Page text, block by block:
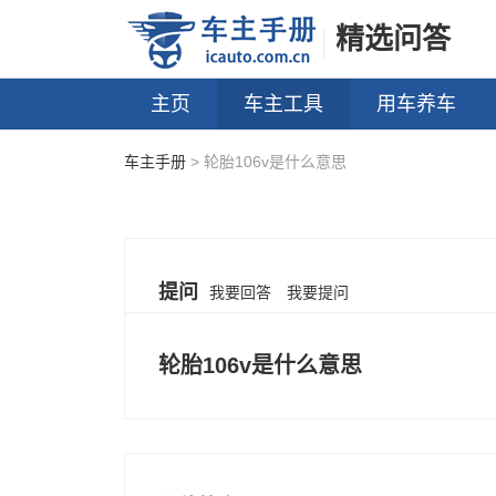
精选问答
主页 车主工具 用车养车
车主手册 > 轮胎106v是什么意思
提问 我要回答 我要提问
轮胎106v是什么意思